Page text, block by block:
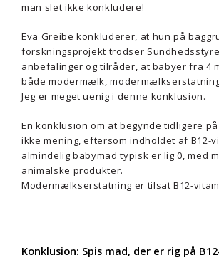
man slet ikke konkludere!
Eva Greibe konkluderer, at hun på
forskningsprojekt trodser
anbefalinger og tilråder, at babyer fra 4
både modermælk,
Jeg er meget uenig i denne konklusion.
En konklusion om at begynde tidligere
ikke mening, eftersom indholdet af B12-
almindelig babymad typisk er lig 0, med
animalske produkter.
Modermælkserstatning er tilsat B12-
Konklusion: Spis mad, der er rig på